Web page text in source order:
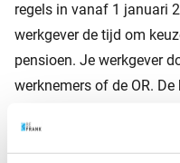
regels in vanaf 1 januari
werkgever de tijd om
pensioen. Je werkgever
werknemers of de OR.
pensioen goed kunnen